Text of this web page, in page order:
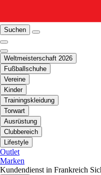
Suchen
Weltmeisterschaft 2026
Fußballschuhe
Vereine
Kinder
Trainingskleidung
Torwart
Ausrüstung
Clubbereich
Lifestyle
Outlet
Marken
Kundendienst in Frankreich